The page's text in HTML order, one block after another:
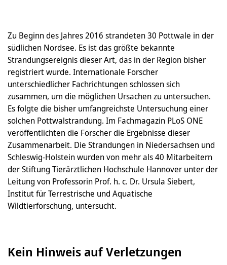
Zu Beginn des Jahres 2016 strandeten 30 Pottwale in der
südlichen Nordsee. Es ist das größte bekannte
Strandungsereignis dieser Art, das in der Region bisher
registriert wurde. Internationale Forscher
unterschiedlicher Fachrichtungen schlossen sich
zusammen, um die möglichen Ursachen zu untersuchen.
Es folgte die bisher umfangreichste Untersuchung einer
solchen Pottwalstrandung. Im Fachmagazin PLoS ONE
veröffentlichten die Forscher die Ergebnisse dieser
Zusammenarbeit. Die Strandungen in Niedersachsen und
Schleswig-Holstein wurden von mehr als 40 Mitarbeitern
der Stiftung Tierärztlichen Hochschule Hannover unter der
Leitung von Professorin Prof. h. c. Dr. Ursula Siebert,
Institut für Terrestrische und Aquatische
Wildtierforschung, untersucht.
Kein Hinweis auf Verletzungen